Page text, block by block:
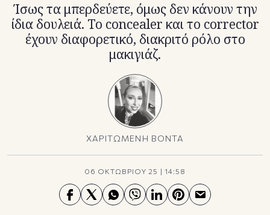
Ίσως τα μπερδεύετε, όμως δεν κάνουν την
ίδια δουλειά. Το concealer και το corrector
έχουν διαφορετικό, διακριτό ρόλο στο
μακιγιάζ.
ΧΑΡΙΤΩΜΕΝΗ ΒΟΝΤΑ
06 ΟΚΤΩΒΡΙΟΥ 25 | 14:58